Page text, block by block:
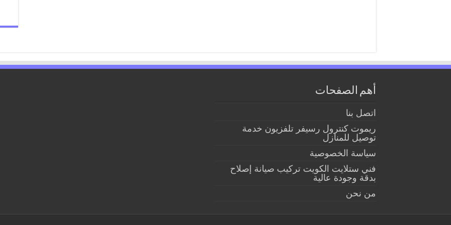
أهم الصفحات
اتصل بنا
ريموت كنترول رسيفر تلفزيون خدمة
توصيل للمنازل
سياسة الخصوصية
فني ستلايت الكويت تركيب صيانة إصلاح
بدقة وجودة عالية
من نحن